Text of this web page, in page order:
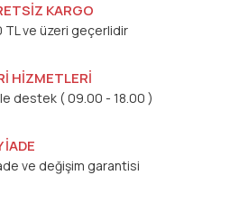
KARGO
TL ve üzeri geçerlidir
HİZMETLERİ
destek ( 09.00 - 18.00 )
İADE
ve değişim garantisi